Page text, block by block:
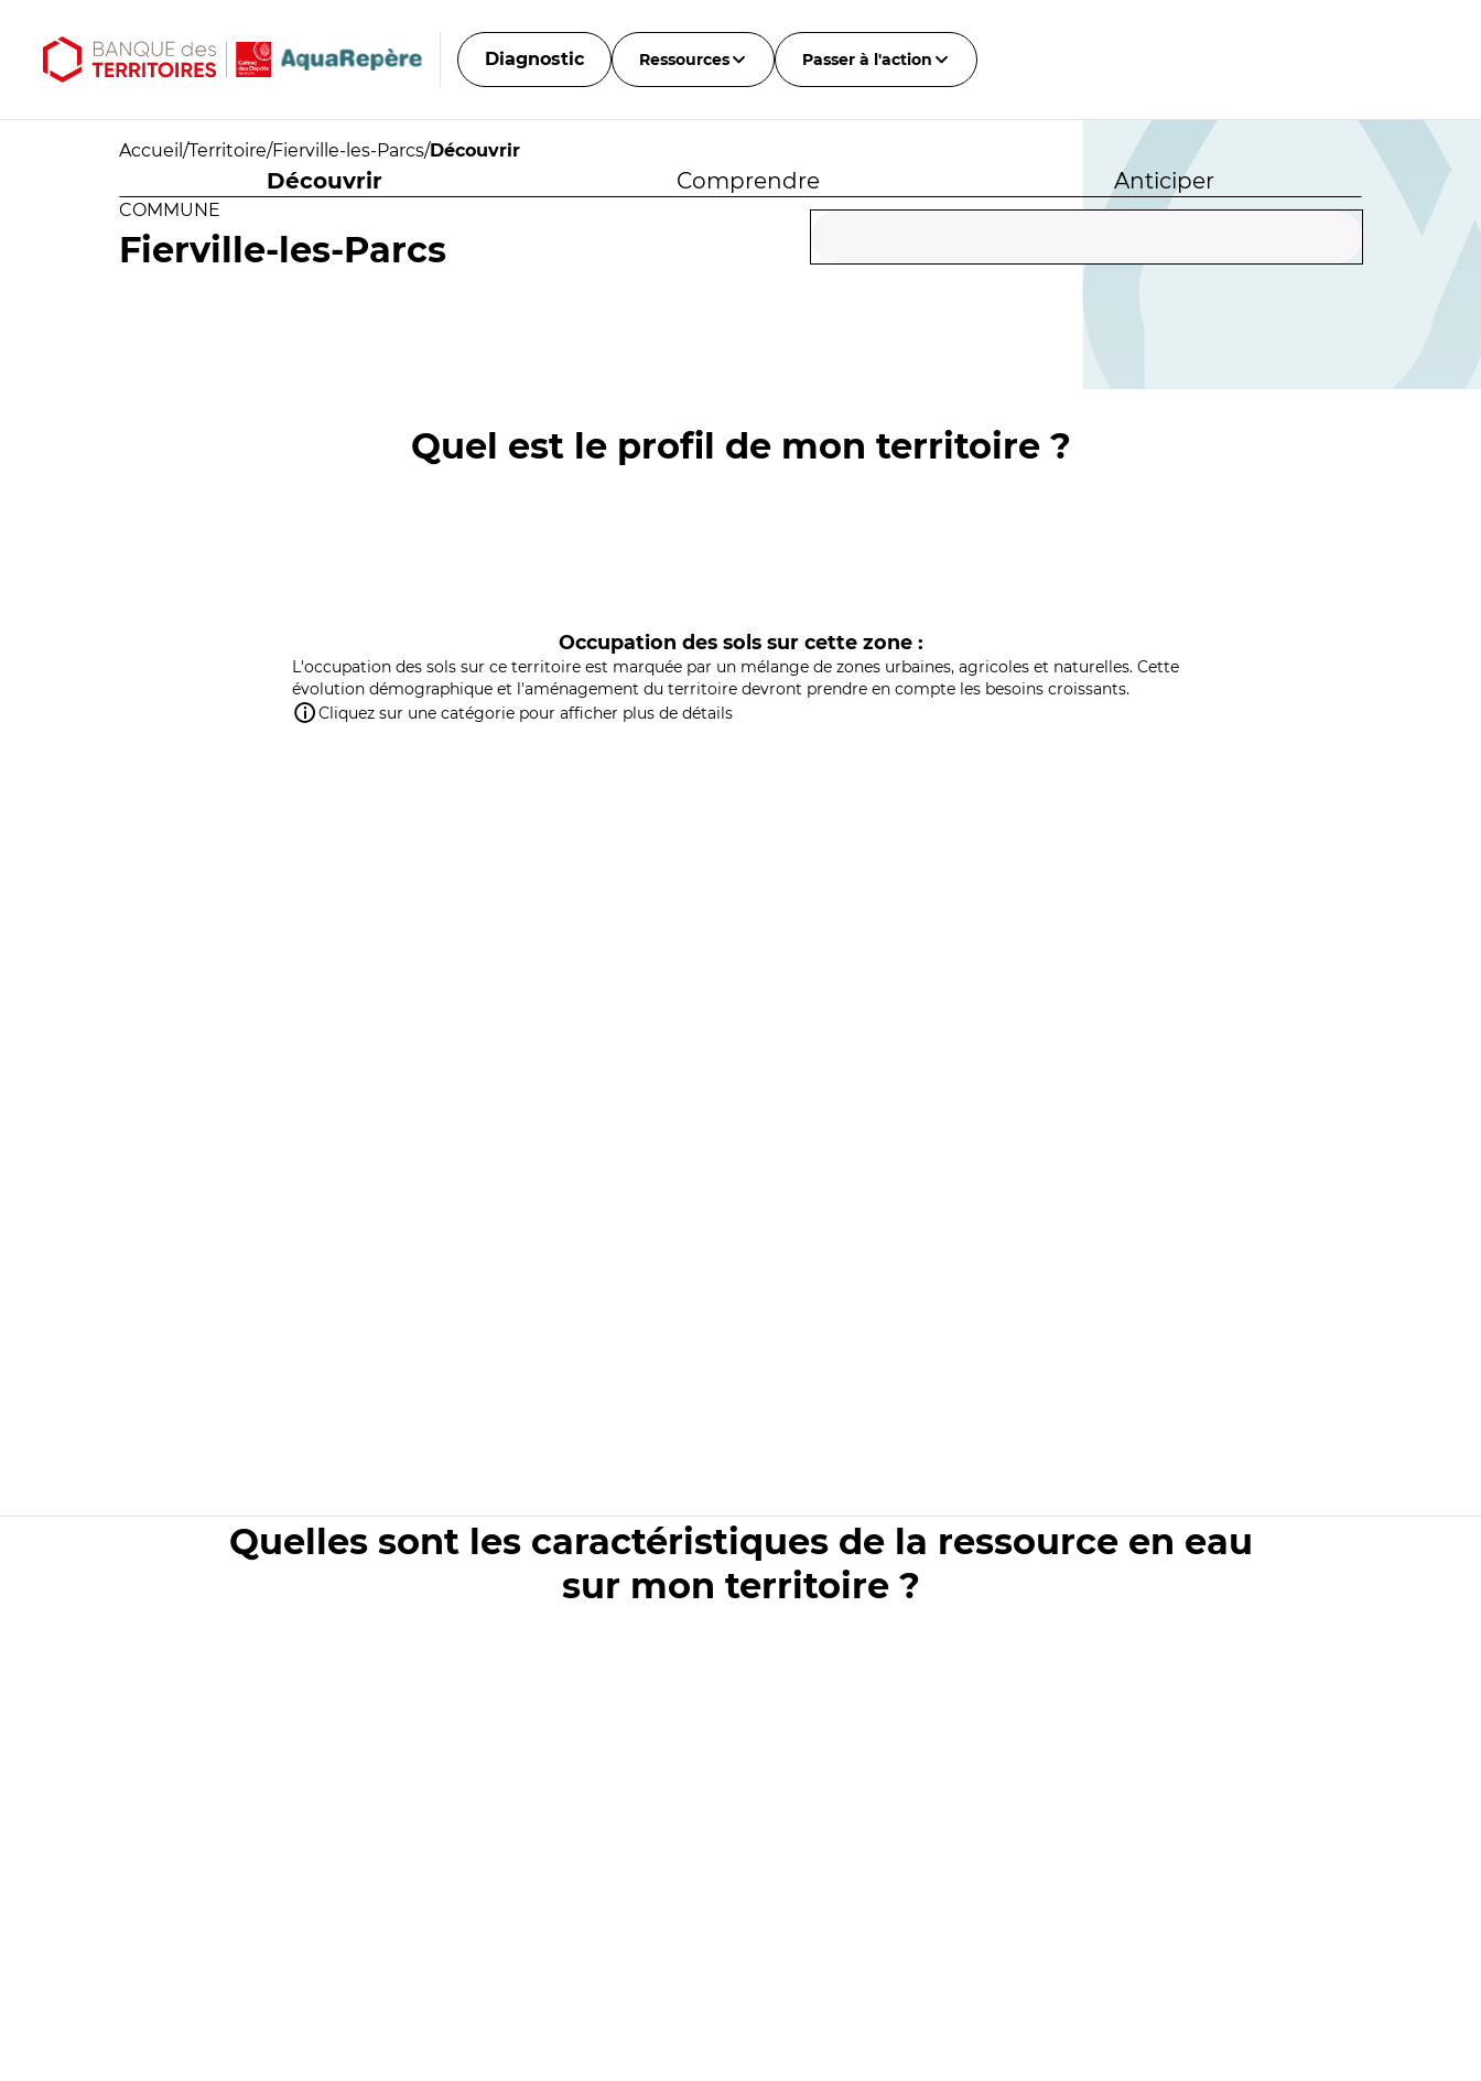
Diagnostic Ressources Passer à l'action
Accueil /Territoire/Fierville-les-Parcs/Découvrir
Découvrir Comprendre Anticiper
COMMUNE
Fierville-les-Parcs
Quel est le profil de mon territoire ?
Occupation des sols sur cette zone :
L'occupation des sols sur ce territoire est marquée par un mélange de zones urbaines, agricoles et naturelles. Cette
évolution démographique et l'aménagement du territoire devront prendre en compte les besoins croissants.
Cliquez sur une catégorie pour afficher plus de détails
Quelles sont les caractéristiques de la ressource en eau
sur mon territoire ?